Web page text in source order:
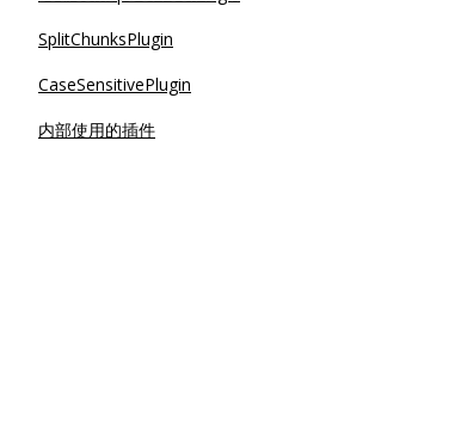
SplitChunksPlugin
CaseSensitivePlugin
内部使用的插件